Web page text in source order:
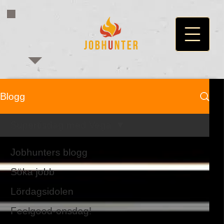
Blogg
Jobhunters blogg
Söka jobb
Lördagsidolen
Feelgood-onsdag!